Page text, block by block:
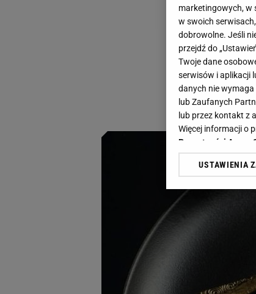
Agnieszka Hasiec
17 czerwca 2025,
Mówi się, że
w wyjątkowe
ciebie świetne
dostępne w
marketingowych, w
w swoich
dobrowolne. Jeśli
przejdź do
Twoje dane
serwisów i aplikacji
danych nie wymaga
lub Zaufanych
lub przez kontakt z
Więcej informacji o
Prywatności Agora
Klikając
dotyczące plików
odnośnik
plików cookie
My, nasi Zaufani
Użycie
Przechowywanie
badnie odbiorców i
USTAWIENIA